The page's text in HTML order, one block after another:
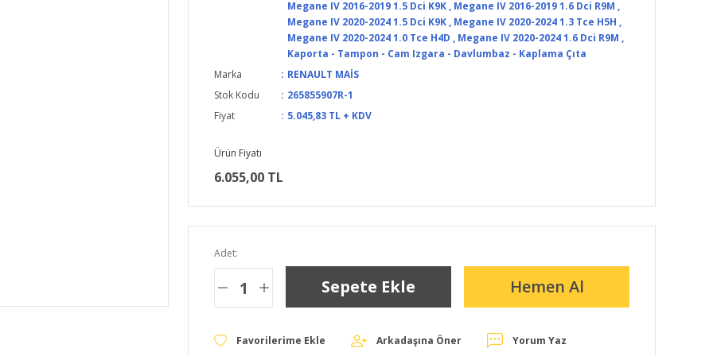
Megane IV 2016-2019 1.5 Dci K9K , Megane IV 2016-2019 1.6 Dci R9M ,
Megane IV 2020-2024 1.5 Dci K9K , Megane IV 2020-2024 1.3 Tce H5H ,
Megane IV 2020-2024 1.0 Tce H4D , Megane IV 2020-2024 1.6 Dci R9M ,
Kaporta - Tampon - Cam Izgara - Davlumbaz - Kaplama Çıta
Marka
RENAULT MAİS
Stok Kodu
265855907R-1
Fiyat
5.045,83 TL + KDV
Ürün Fiyatı
6.055,00 TL
Adet:
Sepete Ekle Hemen Al
Arkadaşına Öner Yorum Yaz